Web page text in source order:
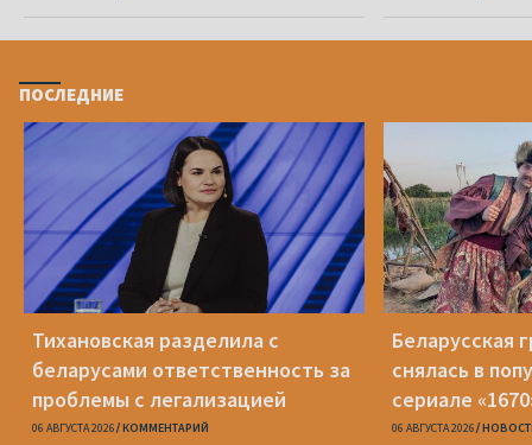
ПОСЛЕДНИЕ
Тихановская разделила с
беларусами ответственность за
проблемы с легализацией
06 АВГУСТА 2026 КОММЕНТАРИЙ
Беларусская
снялась в
сериале
06 АВГУСТА 2026